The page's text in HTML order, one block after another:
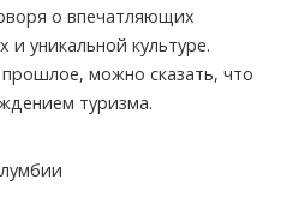
о впечатляющих
и уникальной культуре.
можно сказать, что
туризма.